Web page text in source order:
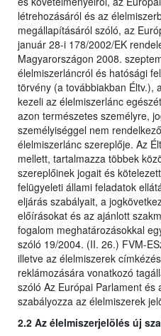
létrehozásáról és az
megállapításáról szóló, az
január 28-i 178/2002/EK
Magyarországon 2008.
élelmiszerláncról és hatósági
törvény (a továbbiakban Éltv.),
kezeli az élelmiszerlánc
azon természetes személyre,
személyiséggel nem
élelmiszerlánc szereplője. Az
mellett, tartalmazza többek
szereplőinek jogait és
felügyeleti állami feladatok
eljárás szabályait, a
előírásokat és az ajánlott
fogalom meghatározásokkal
szóló 19/2004. (II. 26.) FVM-
illetve az élelmiszerek
reklámozására vonatkozó
szóló Az Európai Parlament és
szabályozza az élelmiszerek
2.2 Az élelmiszerjelölés új